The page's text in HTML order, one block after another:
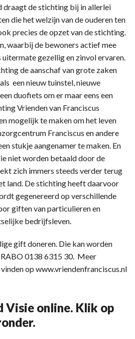
draagt de stichting bij in allerlei
die het welzijn van de ouderen ten
precies de opzet van de stichting.
waarbij de bewoners actief mee
uitermate gezellig en zinvol ervaren.
de aanschaf van grote zaken
een nieuw tuinstel, nieuwe
duofiets om er maar eens een
Vrienden van Franciscus
mogelijk te maken om het leven
Franciscus en andere
stukje aangenamer te maken. En
niet worden betaald door de
zich immers steeds verder terug
land. De stichting heeft daarvoor
gegenereerd op verschillende
giften van particulieren en
bedrijfsleven.
gift doneren. Die kan worden
0138 6315 30. Meer
op www.vriendenfranciscus.nl
Visie online. Klik op